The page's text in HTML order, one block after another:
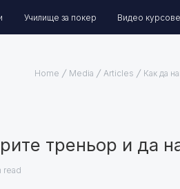
Училище за покер Видео курсове
Home Media Articles Как да
треньор и да
read